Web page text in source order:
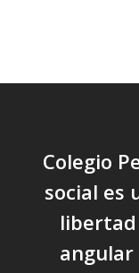
Colegio
social es